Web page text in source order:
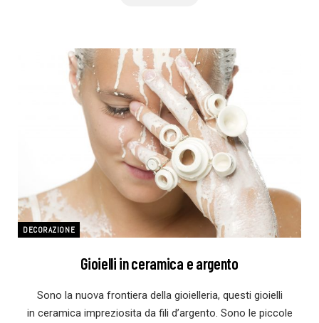
DECORAZIONE
Gioielli in ceramica e argento
Sono la nuova frontiera della gioielleria, questi gioielli
in ceramica impreziosita da fili d’argento. Sono le piccole